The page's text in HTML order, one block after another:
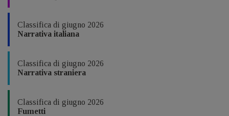
Classifica di giugno 2026
Narrativa italiana
Classifica di giugno 2026
Narrativa straniera
Classifica di giugno 2026
Fumetti